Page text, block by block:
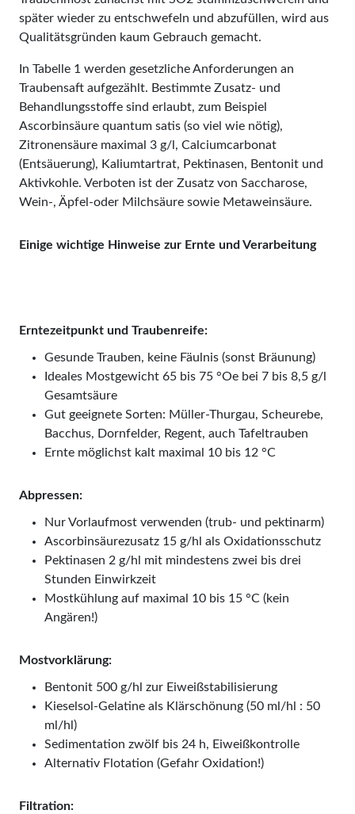
später wieder zu entschwefeln und abzufüllen, wird aus
Quali­tätsgründen kaum Gebrauch gemacht.
In Tabelle 1 werden gesetzliche Anforde­rungen an
Traubensaft aufgezählt. Bestimmte Zusatz- und
Behandlungsstoffe sind erlaubt, zum Beispiel
Ascorbinsäure quantum satis (so viel wie nötig),
Zitronensäure maximal 3 g/l, Calciumcarbonat
(Entsäuerung), Kaliumtartrat, Pek­tinasen, Bentonit und
Aktivkohle. Verboten ist der Zusatz von Saccharose,
Wein-, Äpfel-oder Milchsäure sowie Metaweinsäure.
Einige wichtige Hinweise zur Ernte und Verarbeitung
Erntezeitpunkt und Traubenreife:
Gesunde Trauben, keine Fäulnis (sonst Bräunung)
Ideales Mostgewicht 65 bis 75 °Oe bei 7 bis 8,5 g/l
Gesamtsäure
Gut geeignete Sorten: Müller-Thurgau, Scheurebe,
Bacchus, Dornfelder, Regent, auch Tafeltrauben
Ernte möglichst kalt maximal 10 bis 12 °C
Abpressen:
Nur Vorlaufmost verwenden (trub- und pektinarm)
Ascorbinsäurezusatz 15 g/hl als Oxidationsschutz
Pektinasen 2 g/hl mit mindestens zwei bis drei
Stunden Einwirkzeit
Mostkühlung auf maximal 10 bis 15 °C (kein
Angären!)
Mostvorklärung:
Bentonit 500 g/hl zur Eiweißstabilisierung
Kieselsol-Gelatine als Klärschönung (50 ml/hl : 50
ml/hl)
Sedimentation zwölf bis 24 h, Eiweißkontrolle
Alternativ Flotation (Gefahr Oxidation!)
Filtration: